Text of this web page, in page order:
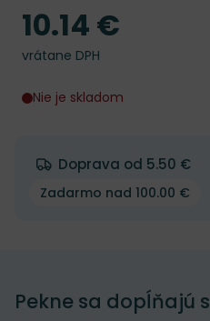
Cena
10.14 €
vrátane DPH
Nie je skladom
Doprava od 5.50 €
Zadarmo nad 100.00 €
Pekne sa dopĺňajú s